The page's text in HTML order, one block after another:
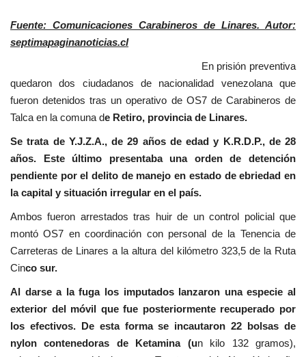
Fuente: Comunicaciones Carabineros de Linares. Autor:
septimapaginanoticias.cl
En prisión preventiva
quedaron dos ciudadanos de nacionalidad venezolana que
fueron detenidos tras un operativo de OS7 de Carabineros de
Talca en la comuna de Retiro, provincia de Linares.
Se trata de Y.J.Z.A., de 29 años de edad y K.R.D.P., de 28
años. Este último presentaba una orden de detención
pendiente por el delito de manejo en estado de ebriedad en
la capital y situación irregular en el país.
Ambos fueron arrestados tras huir de un control policial que
montó OS7 en coordinación con personal de la Tenencia de
Carreteras de Linares a la altura del kilómetro 323,5 de la Ruta
Cinco sur.
Al darse a la fuga los imputados lanzaron una especie al
exterior del móvil que fue posteriormente recuperado por
los efectivos. De esta forma se incautaron 22 bolsas de
nylon contenedoras de Ketamina (un kilo 132 gramos),